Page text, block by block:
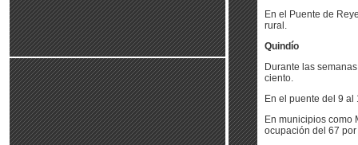
En el Puente de
rural.
Quindío
Durante las
ciento.
En el puente del 9
En municipios como
ocupación del 67